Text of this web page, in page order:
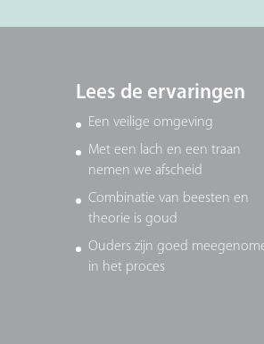
Lees de ervaringen
Een veilige omgeving
Met een lach en een traan
nemen we afscheid
Combinatie van beesten en
theorie is goud
Ouders zijn goed
in het proces